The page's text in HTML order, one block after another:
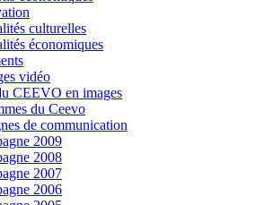
culturelles
économiques
vidéo
CEEVO en images
du Ceevo
de communication
2009
2008
2007
2006